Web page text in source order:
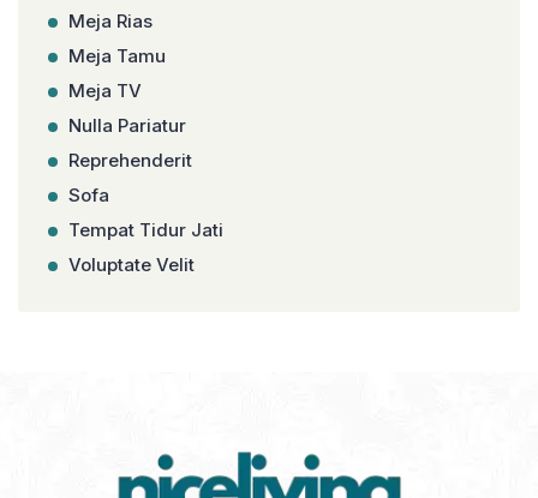
Meja Rias
Meja Tamu
Meja TV
Nulla Pariatur
Reprehenderit
Sofa
Tempat Tidur Jati
Voluptate Velit